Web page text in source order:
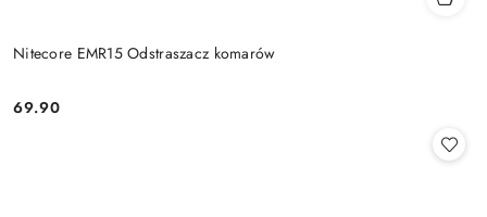
Nitecore EMR15 Odstraszacz komarów
Cena:
69.90